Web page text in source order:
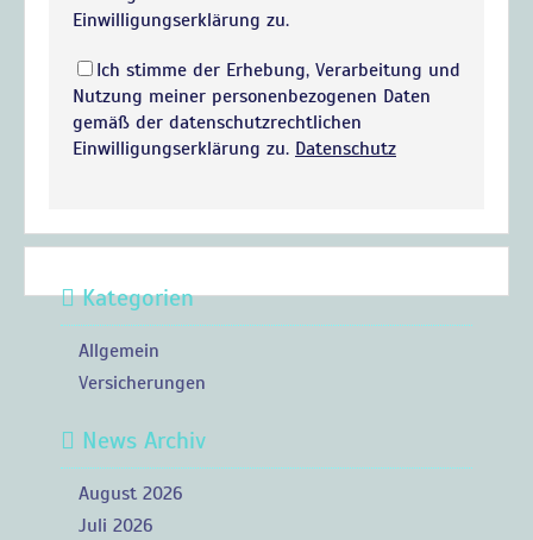
Einwilligungserklärung zu.
Ich stimme der Erhebung, Verarbeitung und
Nutzung meiner personenbezogenen Daten
gemäß der datenschutzrechtlichen
Einwilligungserklärung zu. Datenschutz
Kategorien
Allgemein
Versicherungen
News Archiv
August 2026
Juli 2026